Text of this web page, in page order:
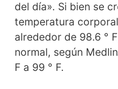
del día». Si bien se
temperatura
alrededor de 98.6 °
normal, según
F a 99 ° F.